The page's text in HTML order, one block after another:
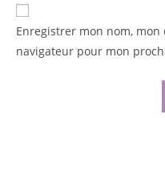
Enregistrer mon nom,
navigateur pour mon